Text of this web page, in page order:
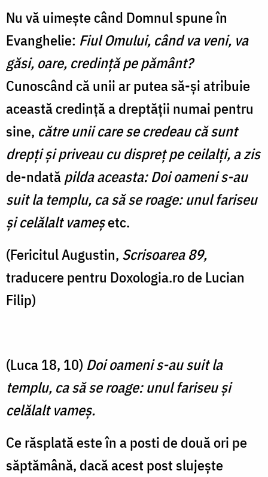
Nu vă uimește când Domnul spune în
Evanghelie: Fiul Omului, când va veni, va
găsi, oare, credinţă pe pământ?
Cunoscând că unii ar putea să-și atribuie
această credință a dreptății numai pentru
sine, către unii care se credeau că sunt
drepţi şi priveau cu dispreţ pe ceilalţi, a zis
de-ndatăpilda aceasta: Doi oameni s-au
suit la templu, ca să se roage: unul fariseu
şi celălalt vameşetc.
(Fericitul Augustin, Scrisoarea 89,
traducere pentru Doxologia.ro de Lucian
Filip)
(Luca 18, 10) Doi oameni s-au suit la
templu, ca să se roage: unul fariseu şi
celălalt vameş.
Ce răsplată este în a posti de două ori pe
săptămână, dacă acest post slujește